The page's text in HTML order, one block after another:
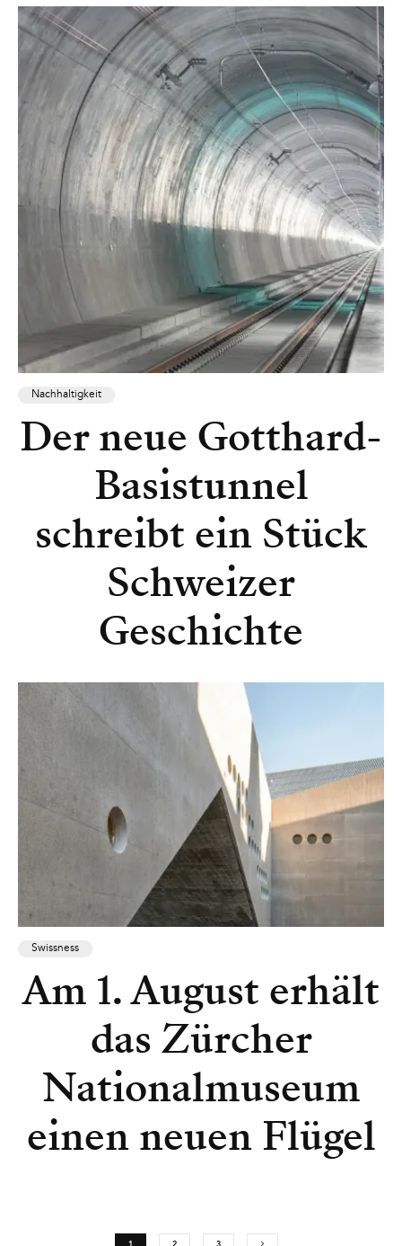
Nachhaltigkeit
Der neue Gotthard-
Basistunnel
schreibt ein Stück
Schweizer
Geschichte
Swissness
Am 1. August erhält
das Zürcher
Nationalmuseum
einen neuen Flügel